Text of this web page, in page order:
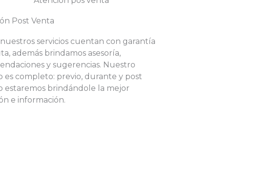
Post Venta
servicios cuentan con garantía
además brindamos asesoría,
y sugerencias. Nuestro
es completo: previo, durante y post
estaremos brindándole la mejor
e información.